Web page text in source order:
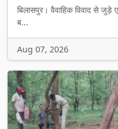
बिलासपुर। वैवाहिक विवाद से जुड़े
ब...
Aug 07, 2026